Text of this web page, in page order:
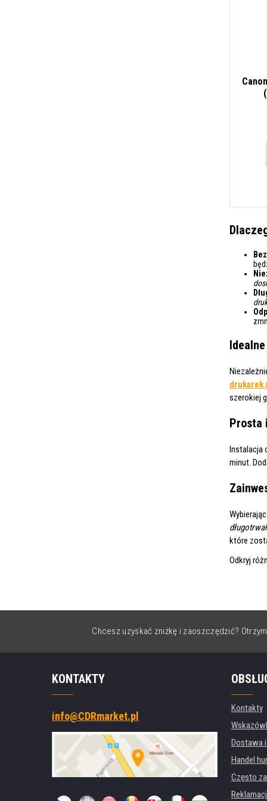
drukarek
szerokiej
Prosta
Instalacja
minut.
które
Odkryj
Chcesz uzyskać zniżkę i zaoszczędzić?
KONTAKTY
info@CDRmarket.pl
Kontakty
Dostawa
Handel
Często